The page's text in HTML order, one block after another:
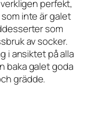
perfekt,
inte är galet
som
av socker.
i ansiktet på alla
baka galet goda
grädde.